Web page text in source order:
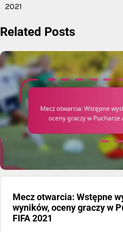
2021
Related Posts
Mecz otwarcia: Wstępne
wyników, oceny graczy w
FIFA 2021